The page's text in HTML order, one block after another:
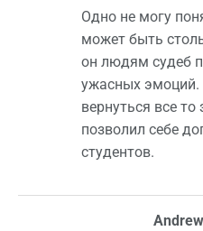
Одно не могу
может быть
он людям судеб
ужасных
вернуться все то
позволил себе
студентов.
Andrew